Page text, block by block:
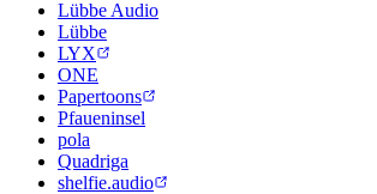
Lübbe Audio
Lübbe
LYX
ONE
Papertoons
Pfaueninsel
pola
Quadriga
shelfie.audio